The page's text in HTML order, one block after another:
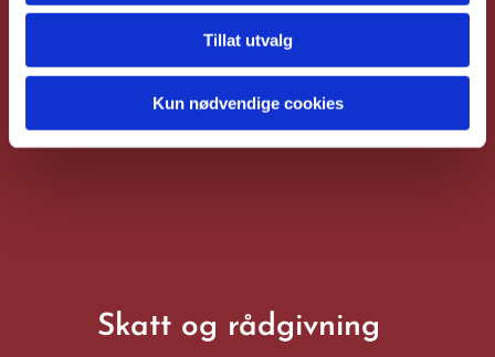
Tillat utvalg
Kun nødvendige cookies
Lønnskjøring
Les mer
Skatt og rådgivning